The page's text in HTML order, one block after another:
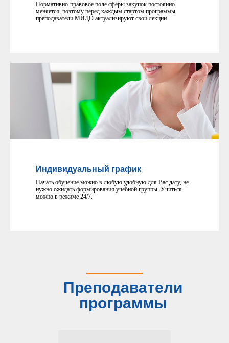
Нормативно-правовое поле сферы закупок постоянно
меняется, поэтому перед каждым стартом программы
преподаватели МИДО актуализируют свои лекции.
Индивидуальный график
Начать обучение можно в любую удобную для Вас дату, не
нужно ожидать формирования учебной группы. Учиться
можно в режиме 24/7.
Преподаватели
программы